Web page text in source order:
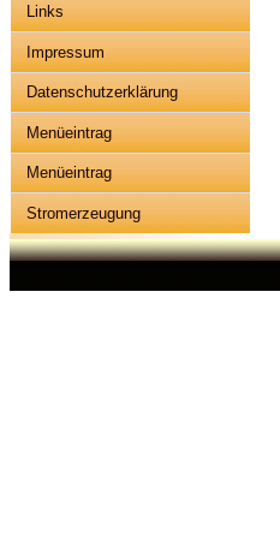
Links
Impressum
Datenschutzerklärung
Menüeintrag
Menüeintrag
Stromerzeugung